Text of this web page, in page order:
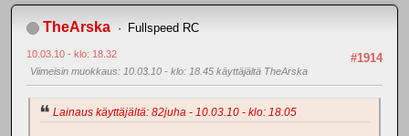
TheArska Fullspeed RC
#1914
10.03.10 - klo: 18.32
Viimeisin muokkaus: 10.03.10 - klo: 18.45 käyttäjältä TheArska
Lainaus käyttäjältä: 82juha - 10.03.10 - klo: 18.05